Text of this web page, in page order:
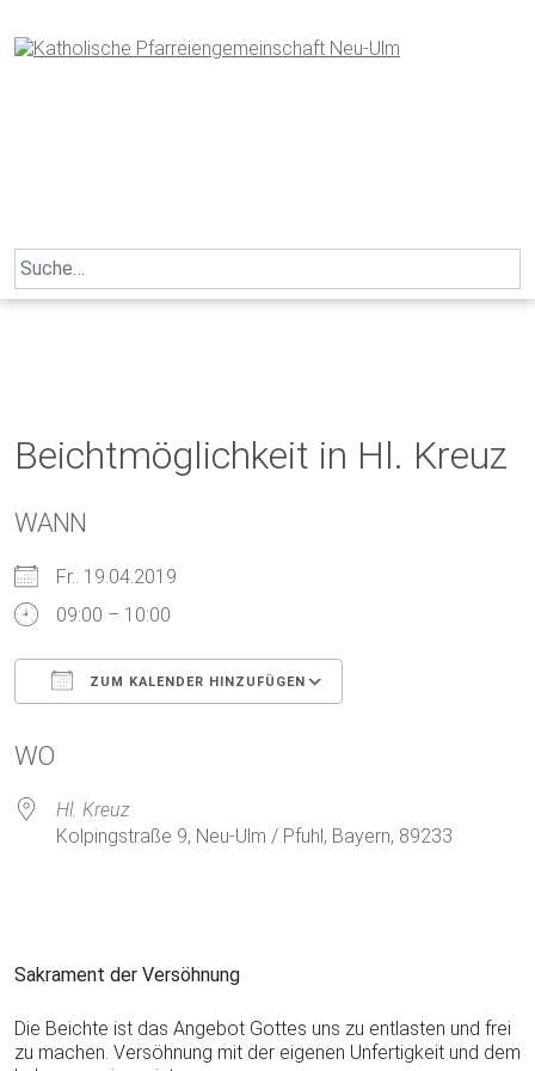
to
content
Search
for:
Beichtmöglichkeit in Hl. Kreuz
WANN
Fr.. 19.04.2019
09:00 – 10:00
ZUM KALENDER HINZUFÜGEN
WO
Hl. Kreuz
Kolpingstraße 9, Neu-Ulm / Pfuhl, Bayern, 89233
Sakrament der Versöhnung
Die Beichte ist das Angebot Gottes uns zu entlasten und frei
zu machen. Versöhnung mit der eigenen Unfertigkeit und dem